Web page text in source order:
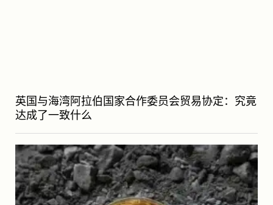
英国与海湾阿拉伯国家合作委员会贸易协定：究竟
达成了一致什么